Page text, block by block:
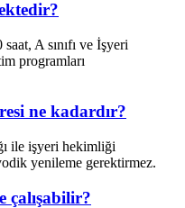
A sınıfı ve İşyeri
programları
ne kadardır?
ile işyeri hekimliği
yenileme gerektirmez.
çalışabilir?